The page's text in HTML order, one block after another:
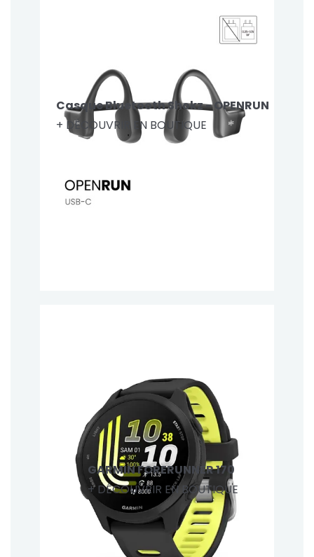
Casque Bluetooth Shokz - OPENRUN
+ DÉCOUVRIR EN BOUTIQUE
GARMIN FORERUNNER 170
+ DÉCOUVRIR EN BOUTIQUE